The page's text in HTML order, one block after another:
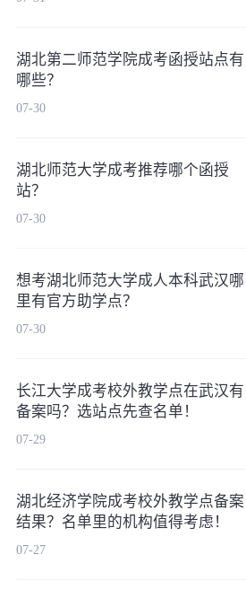
湖北第二师范学院成考函授站点有
哪些？
07-30
湖北师范大学成考推荐哪个函授
站？
07-30
想考湖北师范大学成人本科武汉哪
里有官方助学点？
07-30
长江大学成考校外教学点在武汉有
备案吗？选站点先查名单！
07-29
湖北经济学院成考校外教学点备案
结果？名单里的机构值得考虑！
07-27